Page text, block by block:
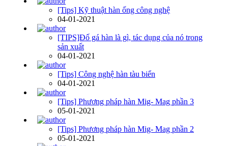
[Tips] Kỹ thuật hàn ống công nghệ
04-01-2021
[TIPS]Đố gá hàn là gì, tác dụng của nó trong
sản xuất
04-01-2021
[Tips] Công nghệ hàn tàu biển
04-01-2021
[Tips] Phương pháp hàn Mig- Mag phần 3
05-01-2021
[Tips] Phương pháp hàn Mig- Mag phần 2
05-01-2021